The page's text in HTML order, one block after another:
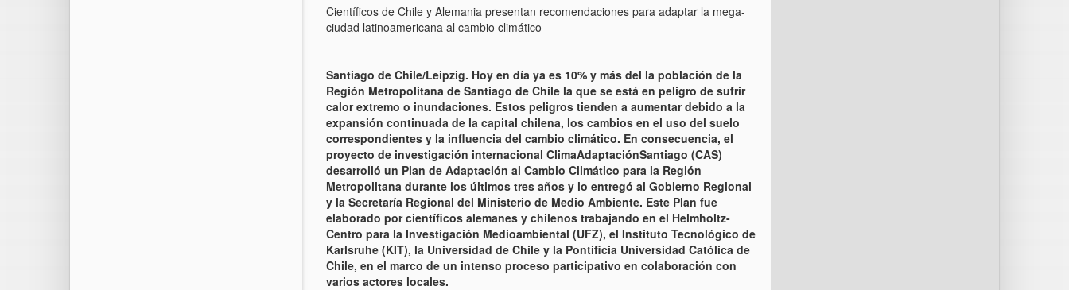
Científicos de Chile y Alemania presentan recomendaciones para adaptar la mega-
ciudad latinoamericana al cambio climático
Santiago de Chile/Leipzig. Hoy en día ya es 10% y más del la población de la
Región Metropolitana de Santiago de Chile la que se está en peligro de sufrir
calor extremo o inundaciones. Estos peligros tienden a aumentar debido a la
expansión continuada de la capital chilena, los cambios en el uso del suelo
correspondientes y la influencia del cambio climático. En consecuencia, el
proyecto de investigación internacional ClimaAdaptaciónSantiago (CAS)
desarrolló un Plan de Adaptación al Cambio Climático para la Región
Metropolitana durante los últimos tres años y lo entregó al Gobierno Regional
y la Secretaría Regional del Ministerio de Medio Ambiente. Este Plan fue
elaborado por científicos alemanes y chilenos trabajando en el Helmholtz-
Centro para la Investigación Medioambiental (UFZ), el Instituto Tecnológico de
Karlsruhe (KIT), la Universidad de Chile y la Pontificia Universidad Católica de
Chile, en el marco de un intenso proceso participativo en colaboración con
varios actores locales.